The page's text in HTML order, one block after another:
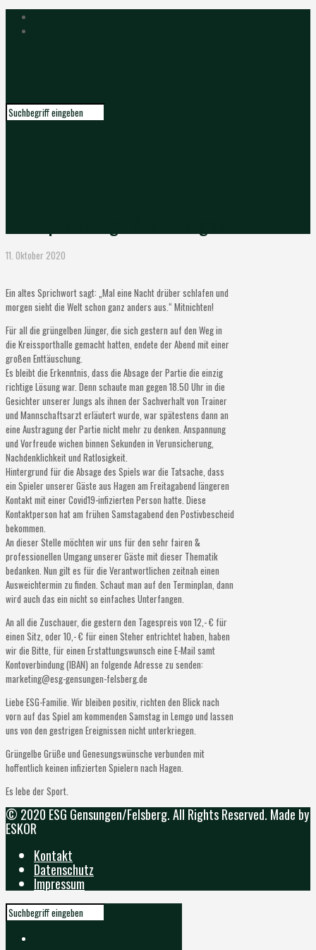
11. Oktober 2020
Ein altes Sprichwort sagt: „Mal eine Nacht drüber schlafen und
morgen sieht die Welt schon ganz anders aus.“ Mitnichten!
Für all die grüngelben Jünger, die sich gestern auf den Weg in
die Kreissporthalle gemacht hatten, endete der Abend mit einer
großen Enttäuschung.
Es bleibt die Erkenntnis, dass die Absage der Partie die einzig
richtige Lösung war. Denn schaute man gegen 18.50 Uhr in die
Gesichter unserer Jungs als ihnen der Sachverhalt von Trainer
und Mannschaftsarzt erläutert wurde, war spätestens dann an
eine Austragung der Partie nicht mehr zu denken. Anspannung
und Vorfreude wichen binnen Sekunden in Verunsicherung,
Nachdenklichkeit und Ratlosigkeit.
Hintergrund für die Absage des Spiels war die Tatsache, dass
ein Spieler unserer Gäste aus Hagen am Freitagabend längeren
Kontakt mit einer Covid19-infizierten Person hatte. Diese
Kontaktperson hat am frühen Samstagabend den Postivbescheid
bekommen.
An dieser Stelle möchten wir uns für den sehr fairen &
professionellen Umgang unserer Gäste mit dieser Thematik
bedanken. Nun gilt es für die Verantwortlichen zeitnah einen
Ausweichtermin zu finden. Schaut man auf den Terminplan, dann
wird auch das ein nicht so einfaches Unterfangen.
An all die Zuschauer, die gestern den Tagespreis von 12,- € für
einen Sitz, oder 10,- € für einen Steher entrichtet haben, haben
wir die Bitte, für einen Erstattungswunsch eine E-Mail samt
Kontoverbindung (IBAN) an folgende Adresse zu senden:
marketing@esg-gensungen-felsberg.de
Liebe ESG-Familie. Wir bleiben positiv, richten den Blick nach
vorn auf das Spiel am kommenden Samstag in Lemgo und lassen
uns von den gestrigen Ereignissen nicht unterkriegen.
Grüngelbe Grüße und Genesungswünsche verbunden mit
hoffentlich keinen infizierten Spielern nach Hagen.
Es lebe der Sport.
© 2020 ESG Gensungen/Felsberg. All Rights Reserved. Made by
ESKOR
Kontakt
Datenschutz
Impressum